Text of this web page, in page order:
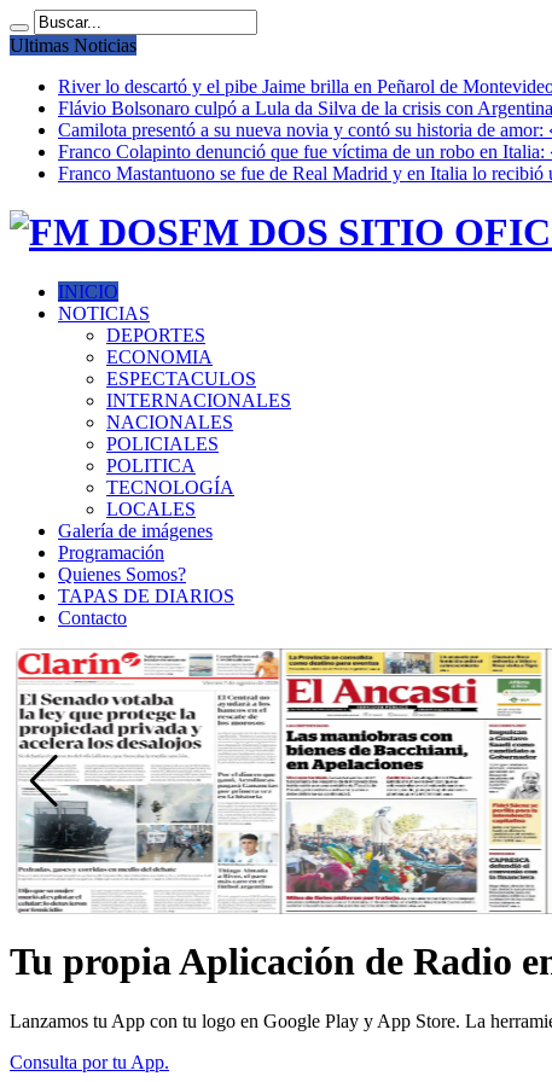
Ultimas Noticias
River lo descartó y el pibe Jaime brilla en Peñarol de
Flávio Bolsonaro culpó a Lula da Silva de la crisis con
Camilota presentó a su nueva novia y contó su historia de
Franco Colapinto denunció que fue víctima de un robo en
Franco Mastantuono se fue de Real Madrid y en Italia lo recibió
FM DOS SITIO
INICIO
NOTICIAS
DEPORTES
ECONOMIA
ESPECTACULOS
INTERNACIONALES
NACIONALES
POLICIALES
POLITICA
TECNOLOGÍA
LOCALES
Galería de imágenes
Programación
Quienes Somos?
TAPAS DE DIARIOS
Contacto
Tu propia Aplicación de Radio
Lanzamos tu App con tu logo en Google Play y App Store. La
Consulta por tu App.